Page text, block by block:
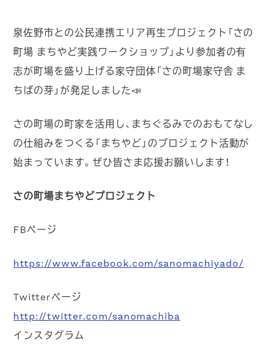
泉佐野市との公民連携エリア再生プロジェクト「さの
町場 まちやど実践ワークショップ」より参加者の有
志が町場を盛り上げる家守団体「さの町場家守舎 ま
ちばの芽」が発足しました📣
さの町場の町家を活用し、まちぐるみでのおもてなし
の仕組みをつくる「まちやど」のプロジェクト活動が
始まっています。ぜひ皆さま応援お願いします！
さの町場まちやどプロジェクト
FBページ
https://www.facebook.com/sanomachiyado/
Twitterページ
http://twitter.com/sanomachiba
インスタグラム